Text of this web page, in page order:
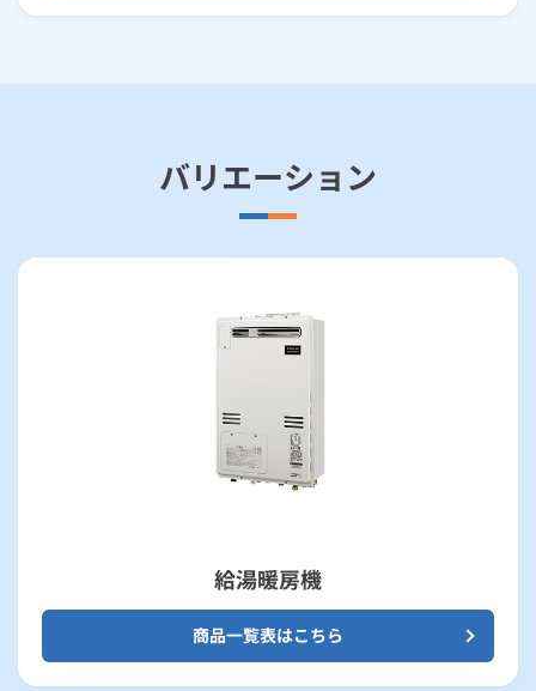
バリエーション
給湯暖房機
商品一覧表はこちら